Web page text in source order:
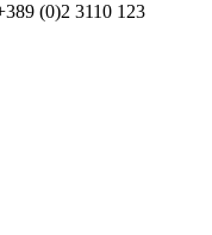
(0)2 3110 123